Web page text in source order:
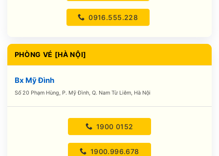
0916.555.228
PHÒNG VÉ [HÀ NỘI]
Bx Mỹ Đình
Số 20 Phạm Hùng, P. Mỹ Đình, Q. Nam Từ Liêm, Hà Nội
1900 0152
1900.996.678